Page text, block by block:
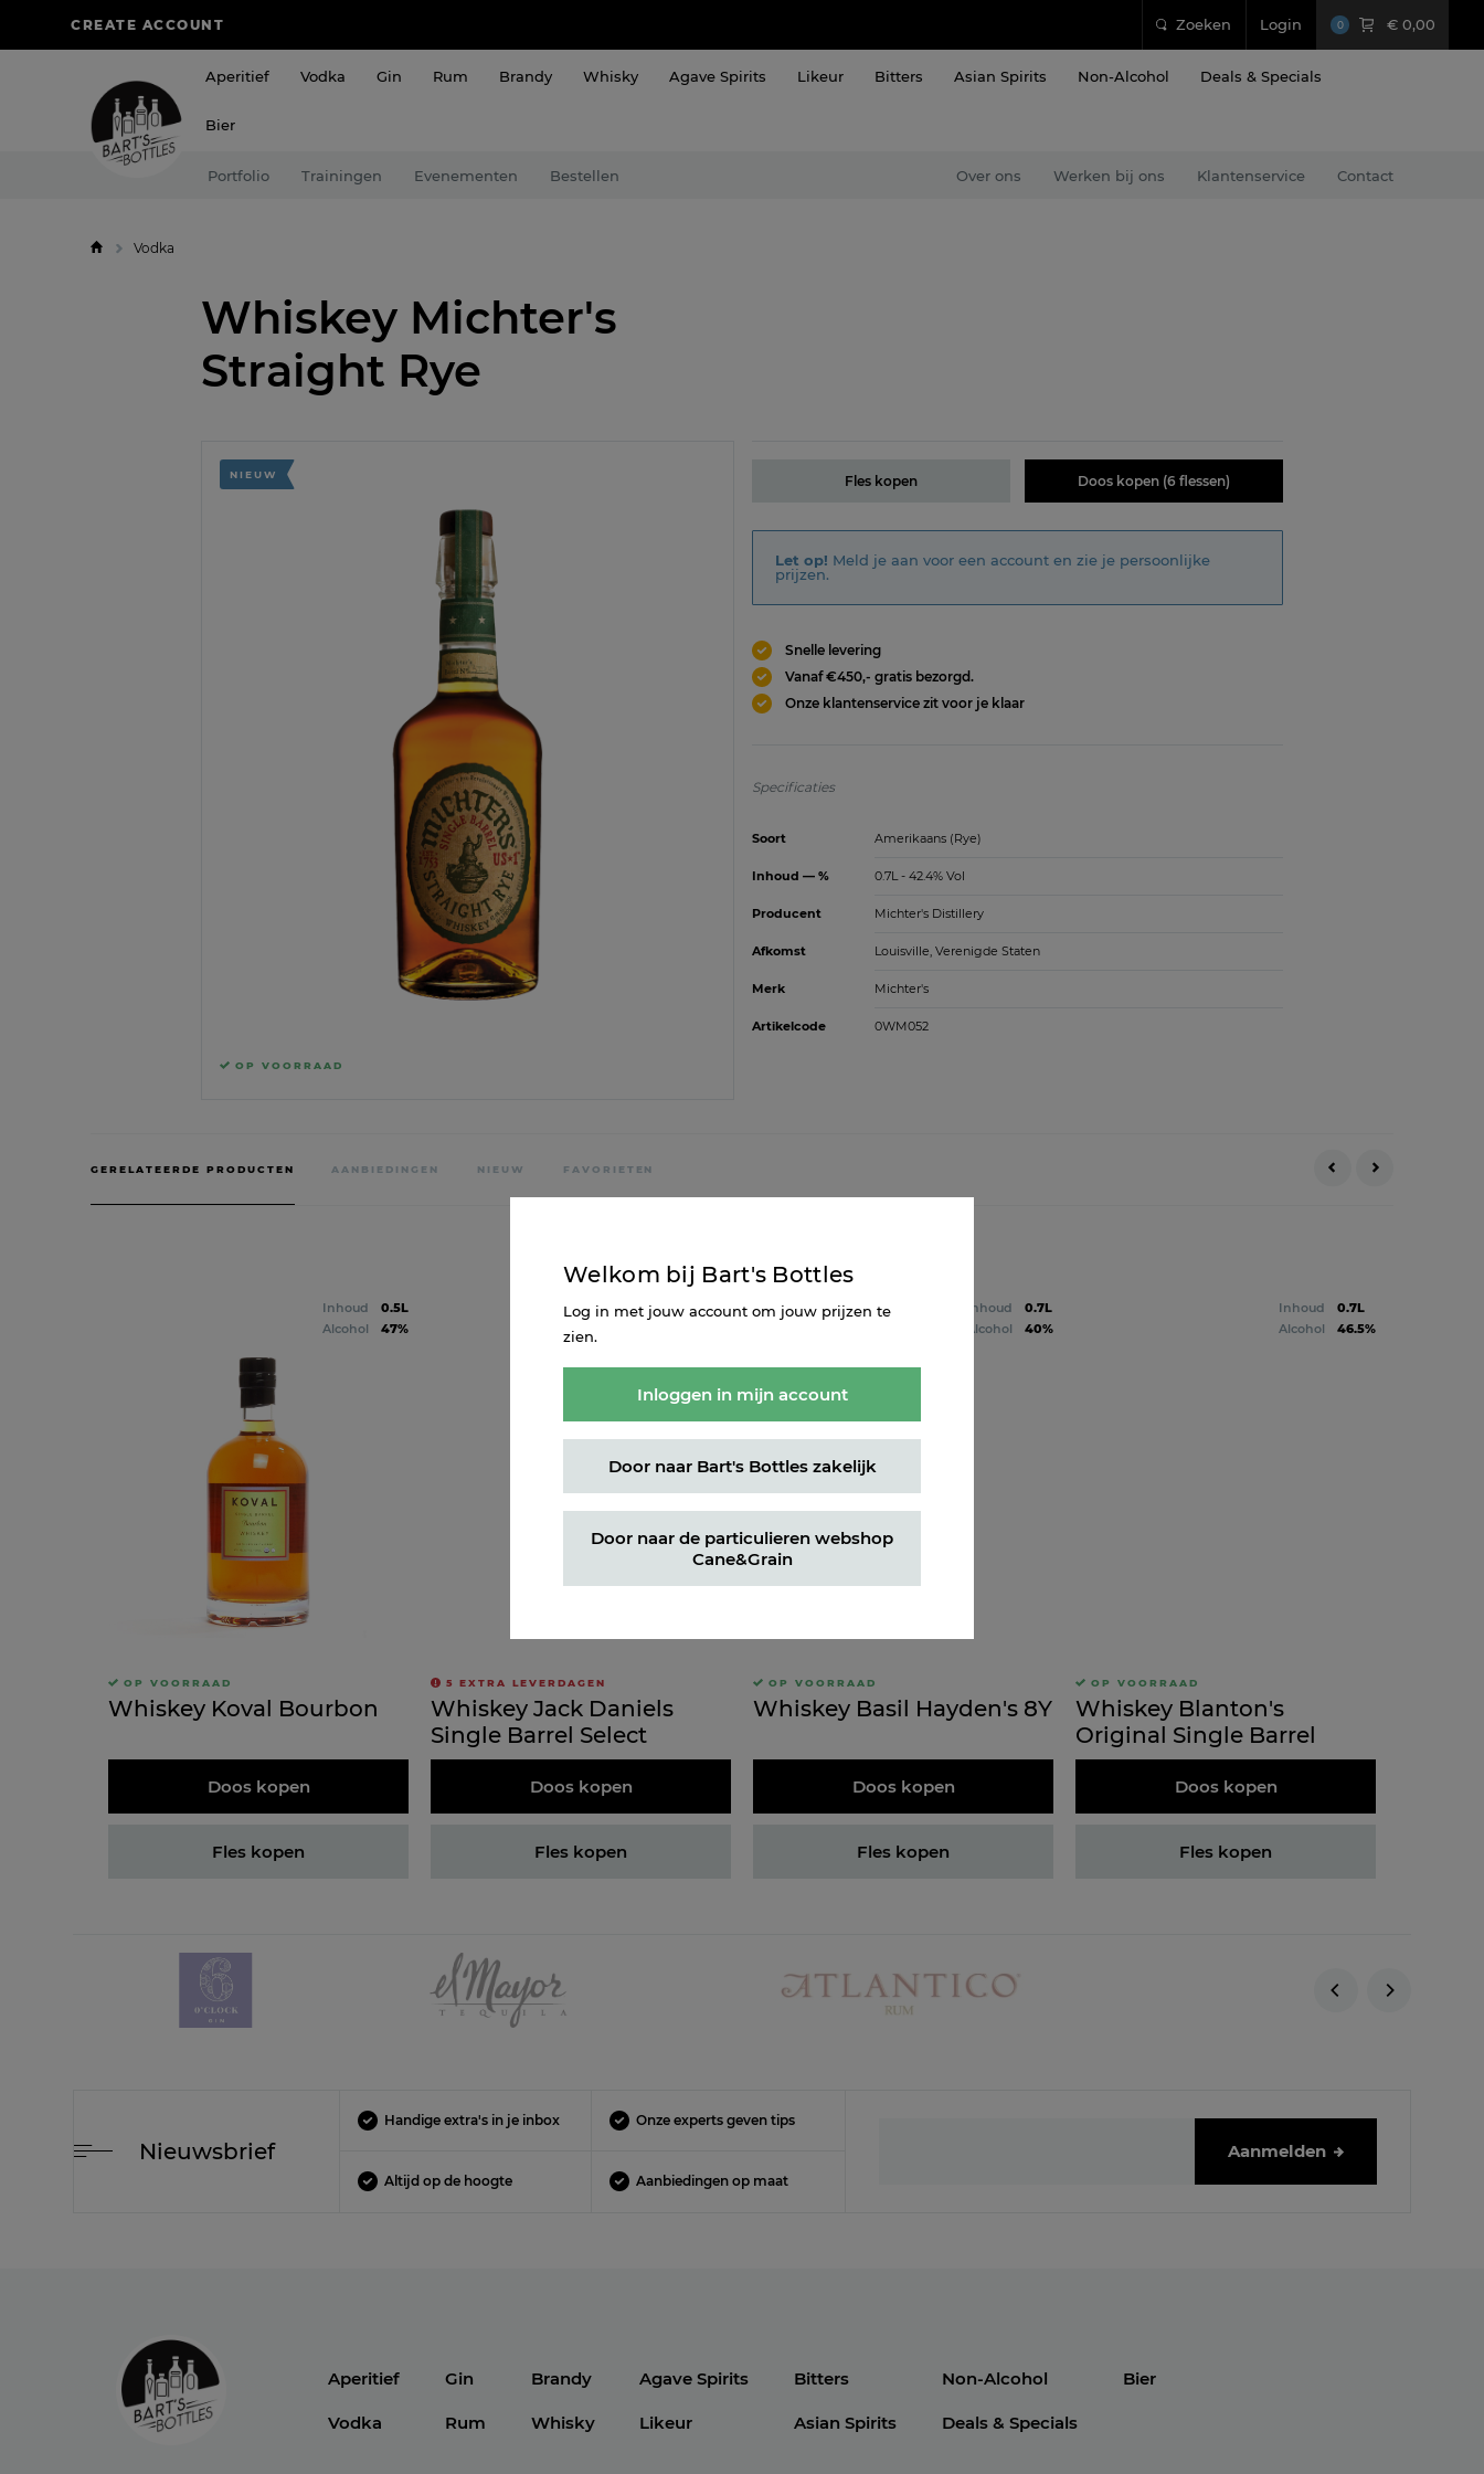
CREATE ACCOUNT Zoeken Login 0 € 0,00
Aperitief Vodka Gin Rum Brandy Whisky Agave Spirits Likeur Bitters Asian Spirits Non-Alcohol Deals & Specials
Bier
Portfolio Trainingen Evenementen Bestellen Over ons Werken bij ons Klantenservice Contact
Vodka
Whiskey Michter's
Straight Rye
NIEUW
OP VOORRAAD
Fles kopen Doos kopen (6 flessen)
Let op! Meld je aan voor een account en zie je persoonlijke
prijzen.
Snelle levering
Vanaf €450,- gratis bezorgd.
Onze klantenservice zit voor je klaar
Specificaties
Soort Amerikaans (Rye)
Inhoud — % 0.7L - 42.4% Vol
Producent Michter's Distillery
Afkomst Louisville, Verenigde Staten
Merk Michter's
Artikelcode 0WM052
GERELATEERDE PRODUCTEN AANBIEDINGEN NIEUW FAVORIETEN
Inhoud
0.5L
Alcohol
47%
OP VOORRAAD
Whiskey Koval Bourbon
Doos kopen
Fles kopen
Inhoud 0.7L
5 EXTRA LEVERDAGEN
Whiskey Jack Daniels
Single Barrel Select
Doos kopen
Fles kopen
Inhoud
0.7L
Alcohol
40%
OP VOORRAAD
Whiskey Basil Hayden's 8Y
Doos kopen
Fles kopen
Inhoud
0.7L
Alcohol
46.5%
OP VOORRAAD
Whiskey Blanton's
Original Single Barrel
Doos kopen
Fles kopen
Welkom bij Bart's Bottles
Log in met jouw account om jouw prijzen te
zien.
Inloggen in mijn account
Door naar Bart's Bottles zakelijk
Door naar de particulieren webshop
Cane&Grain
Nieuwsbrief
Handige extra's in je inbox Onze experts geven tips
Altijd op de hoogte Aanbiedingen op maat
Aanmelden
Aperitief
Vodka
Gin
Rum
Brandy
Whisky
Agave Spirits
Likeur
Bitters
Asian Spirits
Non-Alcohol
Deals & Specials
Bier